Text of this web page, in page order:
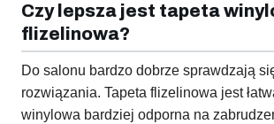
Czy lepsza jest tapeta
flizelinowa?
Do salonu bardzo dobrze sprawdzają
rozwiązania. Tapeta flizelinowa jest
winylowa bardziej odporna na